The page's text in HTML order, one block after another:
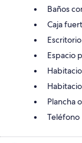
Baños
Caja
Escritorio
Espacio
Plancha
Teléfono